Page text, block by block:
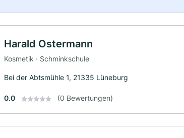
Harald Ostermann
Kosmetik · Schminkschule
Bei der Abtsmühle 1, 21335 Lüneburg
0.0 (0 Bewertungen)